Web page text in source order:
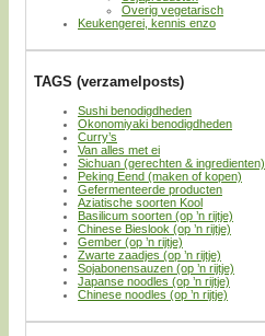
Overig vegetarisch
Keukengerei, kennis enzo
TAGS (verzamelposts)
Sushi benodigdheden
Okonomiyaki benodigdheden
Curry’s
Van alles met ei
Sichuan (gerechten & ingredienten)
Peking Eend (maken of kopen)
Gefermenteerde producten
Aziatische soorten Kool
Basilicum soorten (op ’n rijtje)
Chinese Bieslook (op ’n rijtje)
Gember (op ’n rijtje)
Zwarte zaadjes (op ’n rijtje)
Sojabonensauzen (op ’n rijtje)
Japanse noodles (op ’n rijtje)
Chinese noodles (op ’n rijtje)